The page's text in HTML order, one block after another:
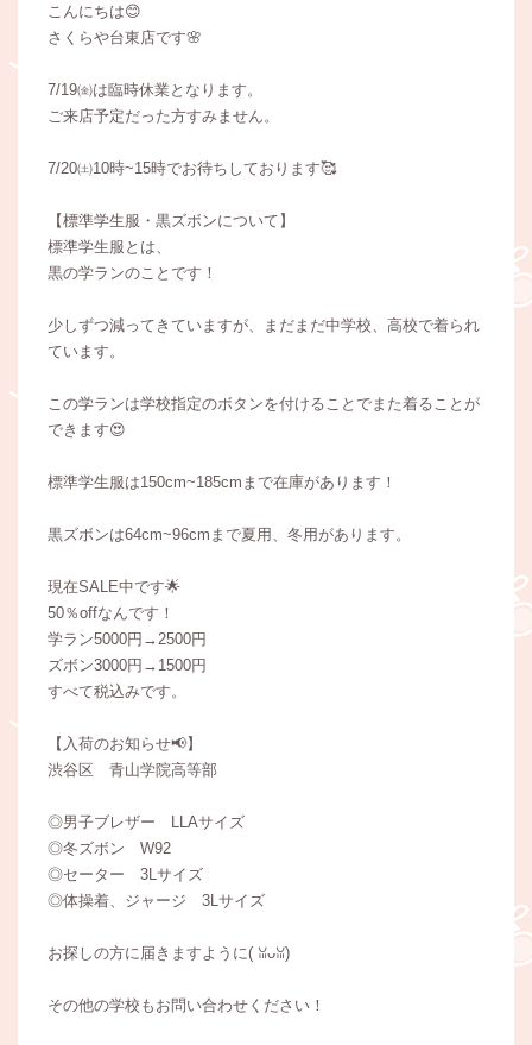
こんにちは😊
さくらや台東店です🌸
7/19㈮は臨時休業となります。
ご来店予定だった方すみません。
7/20㈯10時~15時でお待ちしております🥰
【標準学生服・黒ズボンについて】
標準学生服とは、
黒の学ランのことです！
少しずつ減ってきていますが、まだまだ中学校、高校で着られ
ています。
この学ランは学校指定のボタンを付けることでまた着ることが
できます😍
標準学生服は150cm~185cmまで在庫があります！
黒ズボンは64cm~96cmまで夏用、冬用があります。
現在SALE中です🌟
50％offなんです！
学ラン5000円→2500円
ズボン3000円→1500円
すべて税込みです。
【入荷のお知らせ📢】
渋谷区 青山学院高等部
◎男子ブレザー LLAサイズ
◎冬ズボン W92
◎セーター 3Lサイズ
◎体操着、ジャージ 3Lサイズ
お探しの方に届きますように(⁠ ⁠ꈍ⁠ᴗ⁠ꈍ⁠)
その他の学校もお問い合わせください！